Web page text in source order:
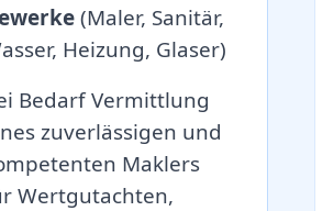
(Maler, Sanitär,
Heizung, Glaser)
Bedarf Vermittlung
zuverlässigen und
Maklers
Wertgutachten,